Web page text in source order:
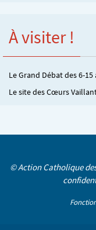
À visiter !
Le Grand Débat des 6-15
Le site des Cœurs
© Action Catholique